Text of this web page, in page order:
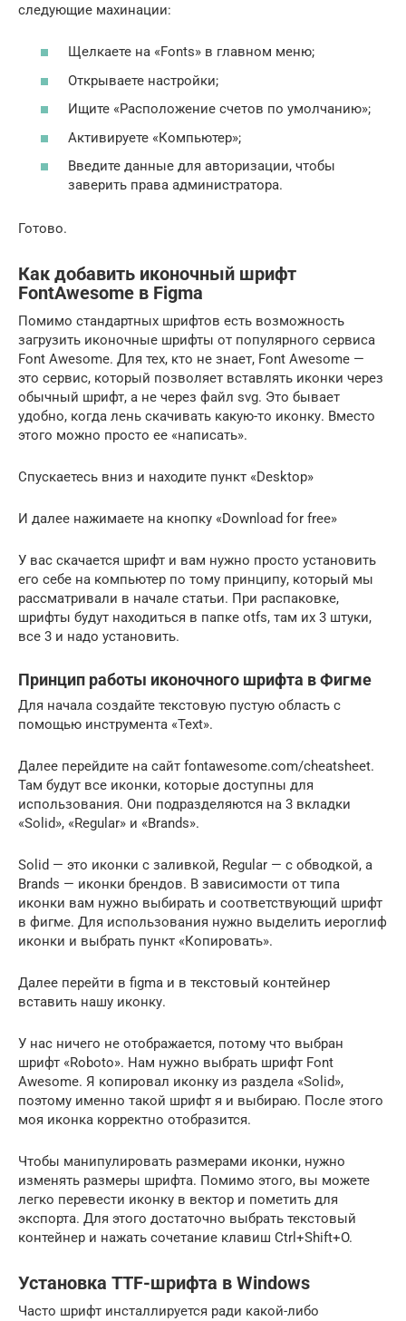
следующие махинации:
Щелкаете на «Fonts» в главном меню;
Открываете настройки;
Ищите «Расположение счетов по умолчанию»;
Активируете «Компьютер»;
Введите данные для авторизации, чтобы
заверить права администратора.
Готово.
Как добавить иконочный шрифт
FontAwesome в Figma
Помимо стандартных шрифтов есть возможность
загрузить иконочные шрифты от популярного сервиса
Font Awesome. Для тех, кто не знает, Font Awesome —
это сервис, который позволяет вставлять иконки через
обычный шрифт, а не через файл svg. Это бывает
удобно, когда лень скачивать какую-то иконку. Вместо
этого можно просто ее «написать».
Спускаетесь вниз и находите пункт «Desktop»
И далее нажимаете на кнопку «Download for free»
У вас скачается шрифт и вам нужно просто установить
его себе на компьютер по тому принципу, который мы
рассматривали в начале статьи. При распаковке,
шрифты будут находиться в папке otfs, там их 3 штуки,
все 3 и надо установить.
Принцип работы иконочного шрифта в Фигме
Для начала создайте текстовую пустую область с
помощью инструмента «Text».
Далее перейдите на сайт fontawesome.com/cheatsheet.
Там будут все иконки, которые доступны для
использования. Они подразделяются на 3 вкладки
«Solid», «Regular» и «Brands».
Solid — это иконки с заливкой, Regular — с обводкой, а
Brands — иконки брендов. В зависимости от типа
иконки вам нужно выбирать и соответствующий шрифт
в фигме. Для использования нужно выделить иероглиф
иконки и выбрать пункт «Копировать».
Далее перейти в figma и в текстовый контейнер
вставить нашу иконку.
У нас ничего не отображается, потому что выбран
шрифт «Roboto». Нам нужно выбрать шрифт Font
Awesome. Я копировал иконку из раздела «Solid»,
поэтому именно такой шрифт я и выбираю. После этого
моя иконка корректно отобразится.
Чтобы манипулировать размерами иконки, нужно
изменять размеры шрифта. Помимо этого, вы можете
легко перевести иконку в вектор и пометить для
экспорта. Для этого достаточно выбрать текстовый
контейнер и нажать сочетание клавиш Ctrl+Shift+O.
Установка TTF-шрифта в Windows
Часто шрифт инсталлируется ради какой-либо